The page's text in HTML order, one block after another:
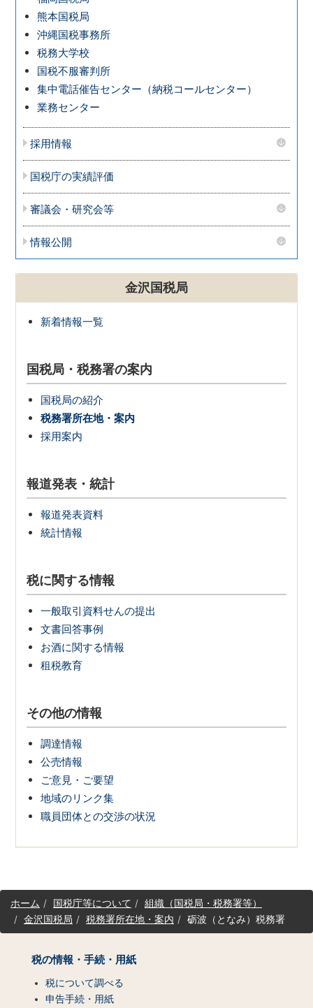
熊本国税局
沖縄国税事務所
税務大学校
国税不服審判所
集中電話催告センター（納税コールセンター）
業務センター
採用情報
国税庁の実績評価
審議会・研究会等
情報公開
金沢国税局
新着情報一覧
国税局・税務署の案内
国税局の紹介
税務署所在地・案内
採用案内
報道発表・統計
報道発表資料
統計情報
税に関する情報
一般取引資料せんの提出
文書回答事例
お酒に関する情報
租税教育
その他の情報
調達情報
公売情報
ご意見・ご要望
地域のリンク集
職員団体との交渉の状況
サ
イホーム 国税庁等について
組織（国税局・税務署等）
金沢国税局
税務署所在地・案内 砺波（となみ）税務署
税の情報・手続・用紙
税について調べる
申告手続・用紙